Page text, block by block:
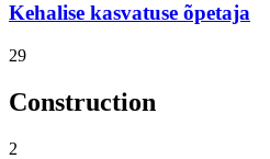
Kehalise kasvatuse õpetaja
29
Construction
2